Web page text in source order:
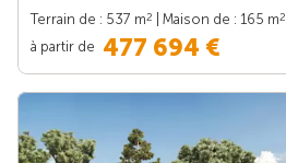
Terrain de : 537 m2 | Maison de : 165 m2
à partir de 477 694 €